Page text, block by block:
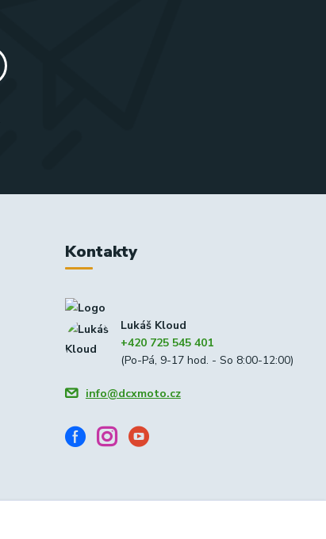
Kontakty
Lukáš Kloud
+420 725 545 401
(Po-Pá, 9-17 hod. - So 8:00-12:00)
info@dcxmoto.cz